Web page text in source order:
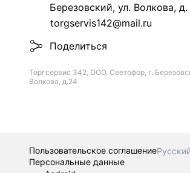
Березовский, ул. Волкова,
torgservis142@mail.ru
Поделиться
Торгсервис 342, ООО, Светофор, г.
Волкова, д.24
Пользовательское соглашение
Персональные данные